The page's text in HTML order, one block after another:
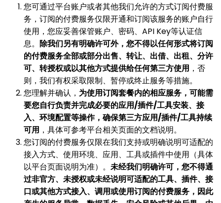
您可通过平台账户或者其他我们允许的方式订阅付费服
务，订阅的付费服务仅限开通和订阅该服务的账户自行
使用，您应妥善保管账户、密码、API Key等认证信
息。 除我们另有明确许可外，您不得以任何形式将订阅
的付费服务全部或部分出售、转让、出借、出租、分许
可、转授权或以其他方式提供给任何第三方使用 ，否
则，我们有权采取限制、暂停或终止服务等措施。
您理解并确认，为使用订阅套餐内的相应服务，可能需
要您自行负责并完成必要的应用/插件/工具安装、接
入、环境配置等操作，确保第三方应用/插件/工具持续
可用 ，具体可参考平台相关页面的文档说明。
您订阅的付费服务仅限在我们支持或明确说明可适配的
接入方式、使用环境、应用、工具或插件中使用（具体
以平台页面说明为准）。 未经我们明确许可，您不得通
过非官方、未授权或未经说明可适配的工具、插件、接
口或其他方式接入、调用或使用订阅的付费服务，因此